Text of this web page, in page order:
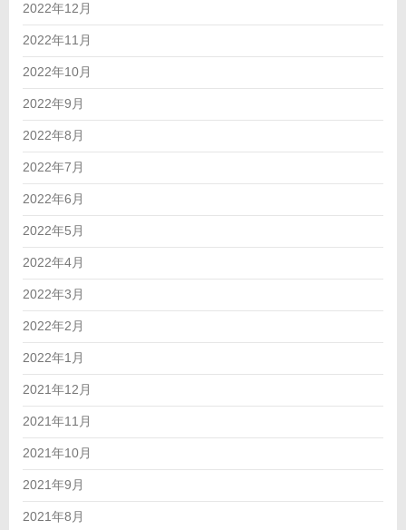
2022年12月
2022年11月
2022年10月
2022年9月
2022年8月
2022年7月
2022年6月
2022年5月
2022年4月
2022年3月
2022年2月
2022年1月
2021年12月
2021年11月
2021年10月
2021年9月
2021年8月